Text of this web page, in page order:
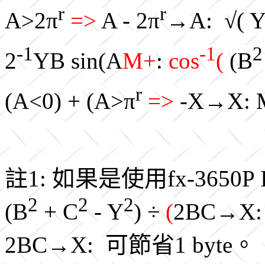
A>2πr => A - 2πr →A: √(
2-1YB sin(AM+:cos-1( (B2
(A<0) + (A>πr => -X→X:
註1: 如果是使用fx-
(B2 + C2- Y2) ÷(
2BC→X: 可節省1 byte。